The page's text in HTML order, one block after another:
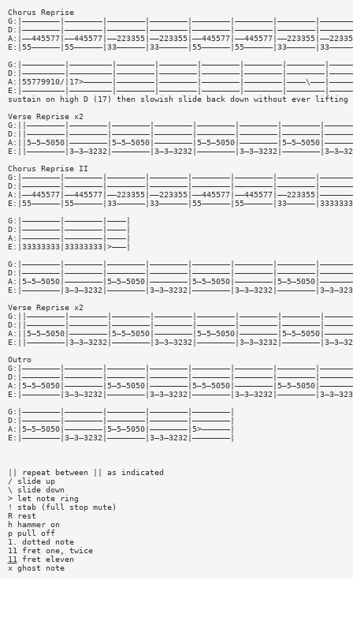
Chorus Reprise
A:|55779910/
sustain on high D (17) then slowish slide back down without ever lifting
Verse Reprise x2
Chorus Reprise II
G:|————————|————————|————|
D:|————————|————————|————|
A:|————————|————————|————|
E:|33333333|33333333|>———|
Verse Reprise x2
Outro
G:|————————|————————|————————|————————|————————|
D:|————————|————————|————————|————————|————————|
A:|5—5—5050|————————|5—5—5050|————————|5>——————|
E:|————————|3—3—3232|————————|3—3—3232|————————|
|| repeat between || as indicated
/ slide up
\ slide down
> let note ring
! stab (full stop mute)
R rest
h hammer on
p pull off
1. dotted note
11 fret one, twice
11
fret eleven
x ghost note